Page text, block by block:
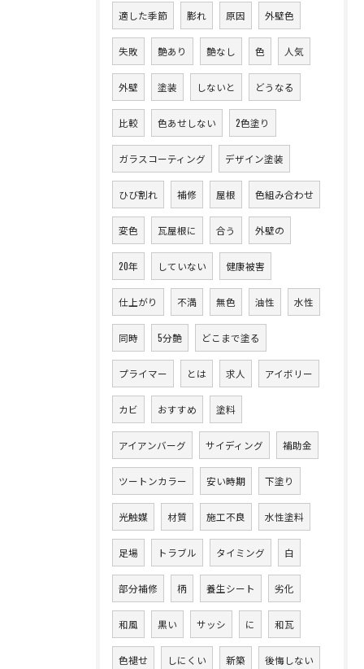
適した季節 膨れ 原因 外壁色
失敗 艶あり 艶なし 色 人気
外壁 塗装 しないと どうなる
比較 色あせしない 2色塗り
ガラスコーティング デザイン塗装
ひび割れ 補修 屋根 色組み合わせ
変色 瓦屋根に 合う 外壁の
20年 していない 健康被害
仕上がり 不満 無色 油性 水性
同時 5分艶 どこまで塗る
プライマー とは 求人 アイボリー
カビ おすすめ 塗料
アイアンバーグ サイディング 補助金
ツートンカラー 安い時期 下塗り
光触媒 材質 施工不良 水性塗料
足場 トラブル タイミング 白
部分補修 柄 養生シート 劣化
和風 黒い サッシ に 和瓦
色褪せ しにくい 新築 後悔しない